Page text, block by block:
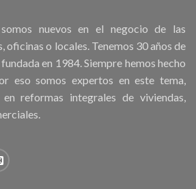
nuevos en el negocio de las
oficinas o locales. Tenemos 30 años de
en 1984. Siempre hemos hecho
eso somos expertos en este tema,
reformas integrales de viviendas,